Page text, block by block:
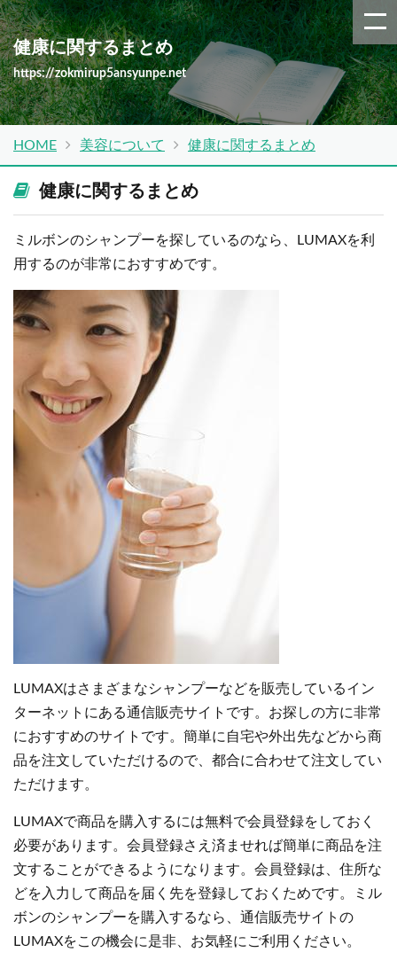
健康に関するまとめ
https://zokmirup5ansyunpe.net
HOME 美容について 健康に関するまとめ
健康に関するまとめ
ミルボンのシャンプーを探しているのなら、LUMAXを利
用するのが非常におすすめです。
LUMAXはさまざまなシャンプーなどを販売しているイン
ターネットにある通信販売サイトです。お探しの方に非常
におすすめのサイトです。簡単に自宅や外出先などから商
品を注文していただけるので、都合に合わせて注文してい
ただけます。
LUMAXで商品を購入するには無料で会員登録をしておく
必要があります。会員登録さえ済ませれば簡単に商品を注
文することができるようになります。会員登録は、住所な
どを入力して商品を届く先を登録しておくためです。ミル
ボンのシャンプーを購入するなら、通信販売サイトの
LUMAXをこの機会に是非、お気軽にご利用ください。